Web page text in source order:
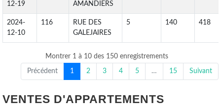
12-19
AMANDIERS
2024-
12-10
116
RUE DES
GALEJAIRES
5 140 418
Montrer 1 à 10 des 150 enregistrements
Précédent 1 2 3 4 5 … 15 Suivant
VENTES D'APPARTEMENTS